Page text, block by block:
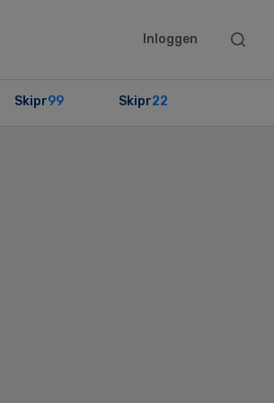
Inloggen
Search
Skipr99 Skipr22